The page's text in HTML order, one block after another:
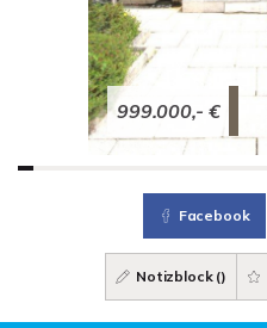
999.000,- €
Facebook
Notizblock ()